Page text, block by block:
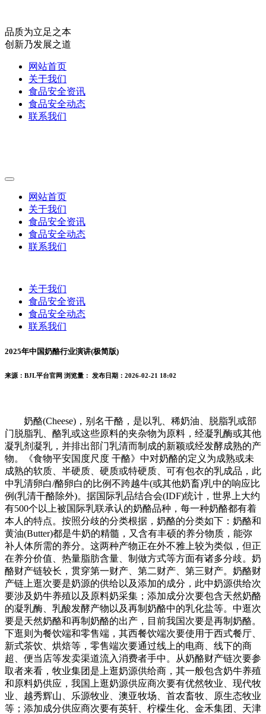
品质为立足之本
创新乃发展之道
网站首页
关于我们
食品安全资讯
食品安全动态
联系我们
网站首页
关于我们
食品安全资讯
食品安全动态
联系我们
关于我们
食品安全资讯
食品安全动态
联系我们
2025年中国奶酪行业演讲(极简版)
来源：BJL平台官网 浏览量： 发布日期：2026-02-21 18:02
奶酪(Cheese)，别名干酪，是以乳、稀奶油、脱脂乳或部
门脱脂乳、酪乳或这些原料的夹杂物为原料，经凝乳酶或其他
凝乳剂凝乳，并排出部门乳清而制成的新颖或经发酵成熟的产
物。《食物平安国度尺度 干酪》中对奶酪的定义为成熟或未
成熟的软质、半硬质、硬质或特硬质、可有包衣的乳成品，此
中乳清卵白/酪卵白的比例不跨越牛(或其他奶畜)乳中的响应比
例(乳清干酪除外)。据国际乳品结合会(IDF)统计，世界上大约
有500个以上被国际乳联承认的奶酪品种，每一种奶酪都有着
本人的特点。按照分歧的分类根据，奶酪的分类如下：奶酪和
黄油(Butter)都是牛奶的精髓，又含有丰硕的养分物质，能弥
补人体所需的养分。这两种产物正在外不雅上较为类似，但正
在养分价值、热量脂肪含量、制做方式等方面有诸多分歧。奶
酪财产链较长，贯穿第一财产、第二财产、第三财产。奶酪财
产链上逛次要是奶源的供给以及添加的成分，此中奶源供给次
要涉及奶牛养殖以及原料奶采集；添加成分次要包含天然奶酪
的凝乳酶、乳酸发酵产物以及再制奶酪中的乳化盐等。中逛次
要是天然奶酪和再制奶酪的出产，目前我国次要是再制奶酪。
下逛则为餐饮端和零售端，其西餐饮端次要使用于西式餐厅、
新式茶饮、烘焙等，零售端次要通过线上的电商、线下的商
超、便当店等发卖渠道流入消费者手中。从奶酪财产链次要参
取者来看，牧业集团是上逛奶源供给商，其一般包含奶牛养殖
和原料奶供应，我国上逛奶源供应商次要有优然牧业、现代牧
业、越秀辉山、乐源牧业、澳亚牧场、首农畜牧、原生态牧业
等；添加成分供应商次要有英轩、柠檬生化、金禾集团、天津